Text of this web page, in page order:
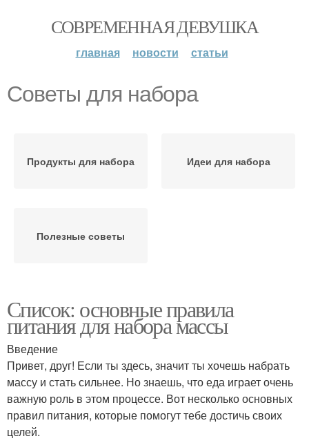
СОВРЕМЕННАЯ ДЕВУШКА
главная новости статьи
Советы для набора
Продукты для набора Идеи для набора
Полезные советы
Список: основные правила
питания для набора массы
Введение
Привет, друг! Если ты здесь, значит ты хочешь набрать
массу и стать сильнее. Но знаешь, что еда играет очень
важную роль в этом процессе. Вот несколько основных
правил питания, которые помогут тебе достичь своих
целей.